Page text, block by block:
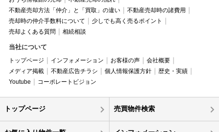
不動産売却方法「仲介」と「買取」の違い
不動産売却時の諸費用
売却時の仲介手数料について
少しでも高く売るポイント
売却よくある質問
相続相談
当社について
トップページ インフォメーション お客様の声
会社概要
メディア掲載
不動産広告チラシ 個人情報保護方針
歴史・実績
Youtube
コーポレートビジョン
トップページ 売買物件検索